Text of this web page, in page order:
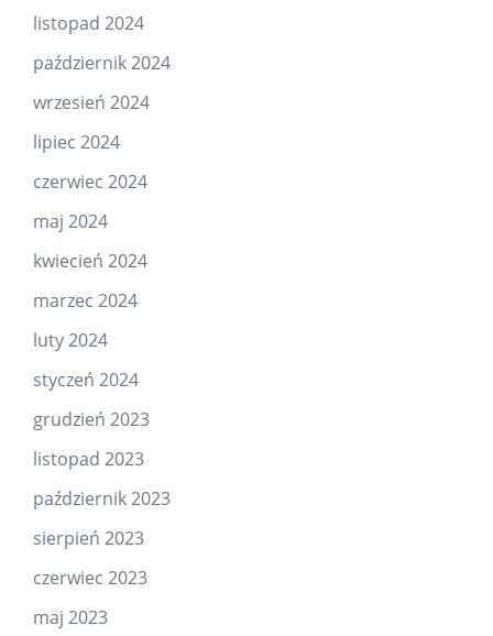
listopad 2024
październik 2024
wrzesień 2024
lipiec 2024
czerwiec 2024
maj 2024
kwiecień 2024
marzec 2024
luty 2024
styczeń 2024
grudzień 2023
listopad 2023
październik 2023
sierpień 2023
czerwiec 2023
maj 2023